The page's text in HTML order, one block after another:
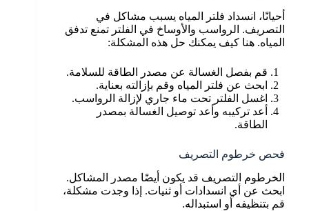
أحيانًا، انسداد فلتر المياه يسبب مشاكل في
التصريف. الرواسب والأوساخ في الفلتر تمنع تدفق
المياه. هنا كيف يمكنك حل هذه المشكلة:
قم بفصل الغسالة عن مصدر الطاقة للسلامة.
ابحث عن فلتر المياه وقم بإزالته بعناية.
اغسل الفلتر تحت ماء جاري لإزالة الرواسب.
أعد تركيبه وأعد توصيل الغسالة بمصدر
الطاقة.
فحص خرطوم التصريف
الخرطوم التصريف قد يكون أيضًا مصدر المشاكل.
ابحث عن أي انسدادات أو ثنيات. إذا وجدت مشكلة،
قم بتنظيفه أو استبداله.